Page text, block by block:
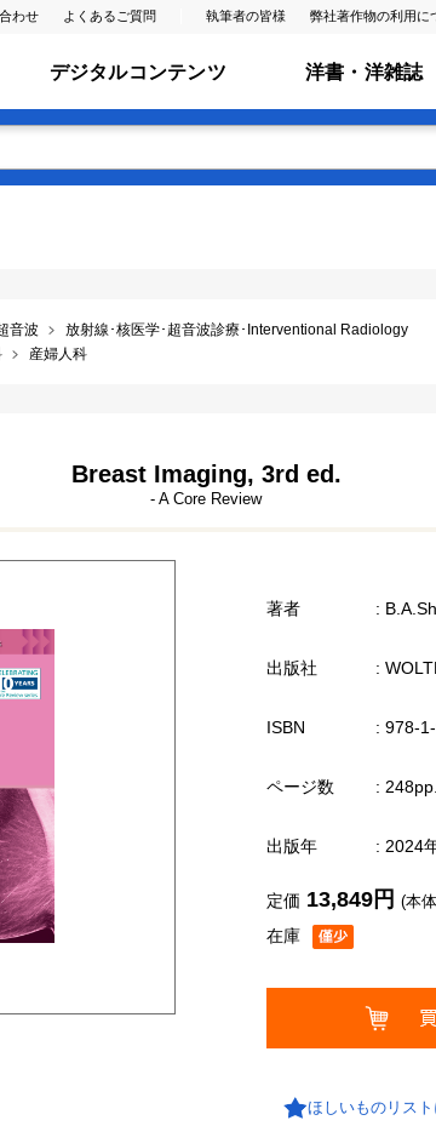
わせ よくあるご質問 執筆者の皆様 弊社著作物の利用に
デジタルコンテンツ 洋書・洋雑誌
音波
放射線･核医学･超音波診療･Interventional Radiology
産婦人科
Breast Imaging, 3rd ed.
- A Core Review
著者 :
出版社 :
ISBN : 978-
ページ数 : 248pp.
出版年 : 2024
在庫
定価 13,849円 (本
ほしいものリス